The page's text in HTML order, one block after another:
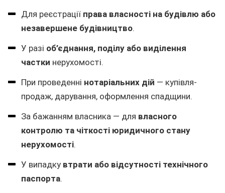
Для реєстрації права власності на будівлю або
незавершене будівництво.
У разі об’єднання, поділу або виділення
частки нерухомості.
При проведенні нотаріальних дій — купівля-
продаж, дарування, оформлення спадщини.
За бажанням власника — для власного
контролю та чіткості юридичного стану
нерухомості.
У випадку втрати або відсутності технічного
паспорта.